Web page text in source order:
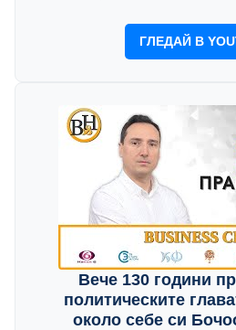
ГЛЕДАЙ В
Вече 130 години
политическите
около себе си